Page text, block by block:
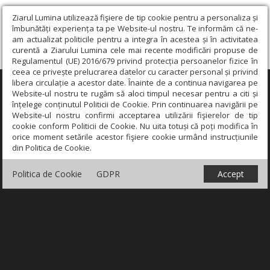
Ziarul Lumina utilizează fişiere de tip cookie pentru a personaliza și
îmbunătăți experiența ta pe Website-ul nostru. Te informăm că ne-
am actualizat politicile pentru a integra în acestea și în activitatea
curentă a Ziarului Lumina cele mai recente modificări propuse de
Regulamentul (UE) 2016/679 privind protecția persoanelor fizice în
ceea ce privește prelucrarea datelor cu caracter personal și privind
libera circulație a acestor date. Înainte de a continua navigarea pe
Website-ul nostru te rugăm să aloci timpul necesar pentru a citi și
înțelege conținutul Politicii de Cookie. Prin continuarea navigării pe
Website-ul nostru confirmi acceptarea utilizării fişierelor de tip
cookie conform Politicii de Cookie. Nu uita totuși că poți modifica în
orice moment setările acestor fişiere cookie urmând instrucțiunile
din Politica de Cookie.
Politica de Cookie GDPR Accept
×